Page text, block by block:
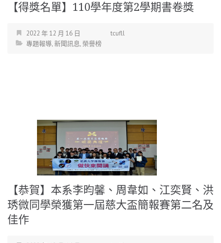
【得獎名單】110學年度第2學期書卷獎
2022 年 12 月 16 日
tcufll
專題報導,新聞訊息, 榮譽榜
【恭賀】本系李昀馨、周韋如、江奕賢、洪
琇微同學榮獲第一屆慈大盃簡報賽第二名及
佳作